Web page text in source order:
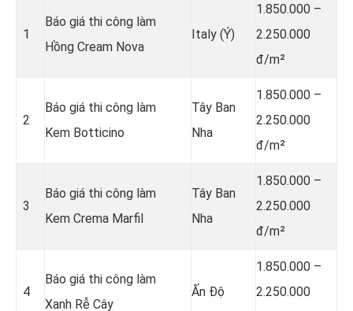
1
Báo giá thi công làm
Hồng Cream Nova
Italy (Ý)
1.850.000 –
2.250.000
đ/m²
2
Báo giá thi công làm
Kem Botticino
Tây Ban
Nha
1.850.000 –
2.250.000
đ/m²
3
Báo giá thi công làm
Kem Crema Marfil
Tây Ban
Nha
1.850.000 –
2.250.000
đ/m²
4
Báo giá thi công làm
Xanh Rễ Cây
Ấn Độ
1.850.000 –
2.250.000